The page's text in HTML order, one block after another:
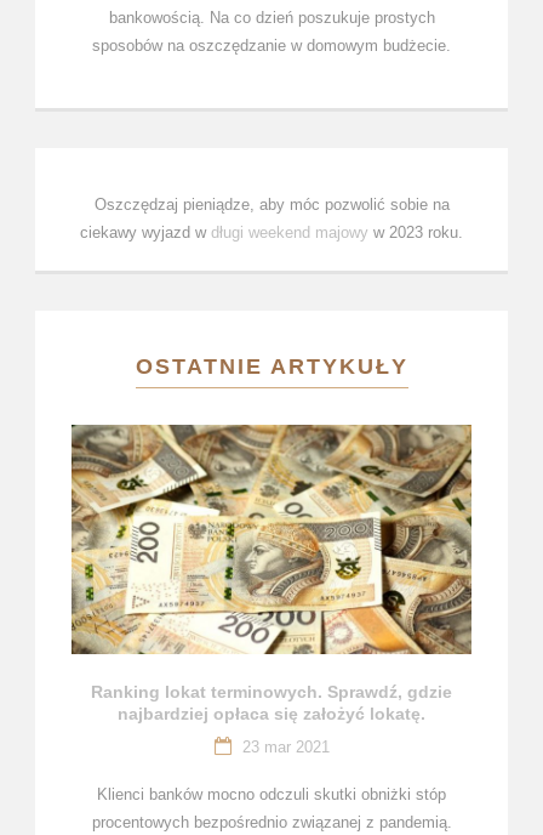
bankowością. Na co dzień poszukuje prostych
sposobów na oszczędzanie w domowym budżecie.
Oszczędzaj pieniądze, aby móc pozwolić sobie na
ciekawy wyjazd w długi weekend majowy w 2023 roku.
OSTATNIE ARTYKUŁY
Ranking lokat terminowych. Sprawdź, gdzie
najbardziej opłaca się założyć lokatę.
23 mar 2021
Klienci banków mocno odczuli skutki obniżki stóp
procentowych bezpośrednio związanej z pandemią.